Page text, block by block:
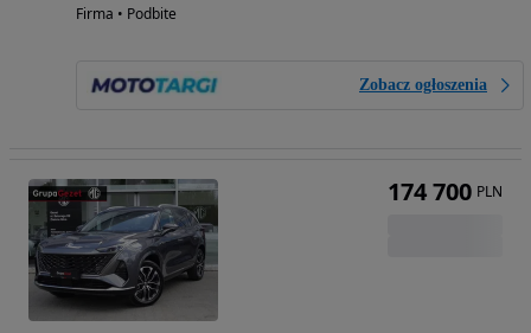
Firma • Podbite
Zobacz ogłoszenia
174 700 PLN